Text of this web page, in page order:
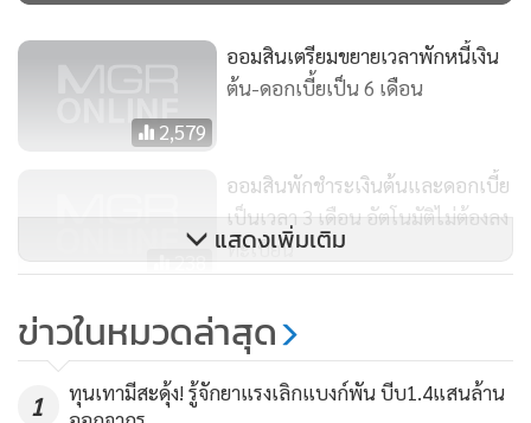
2,579
ออมสินเตรียมขยายเวลาพักหนี้เงิน
ต้น-ดอกเบี้ยเป็น 6 เดือน
238
ออมสินพักชำระเงินต้นและดอกเบี้ย
เป็นเวลา 3 เดือน อัตโนมัติไม่ต้องลง
ทะเบียน
945
เดือน" ช่วยลูกค้าบัตรเครดิต
แสดงเพิ่มเติม
ข่าวในหมวดล่าสุด
1
ทุนเทามีสะดุ้ง! รู้จักยาแรงเลิกแบงก์พัน บีบ1.4แสนล้าน